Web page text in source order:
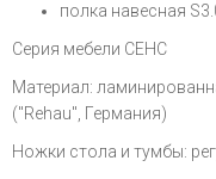
полка навесная
Серия мебели СЕНС
Материал:
("Rehau", Германия)
Ножки стола и тумбы: